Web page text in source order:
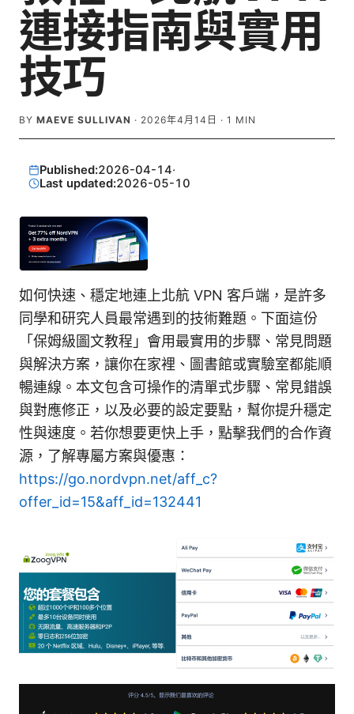
連接指南與實用
技巧
BY MAEVE SULLIVAN · 2026年4月14日 · 1 MIN
Published:2026-04-14·
Last updated:2026-05-10
如何快速、穩定地連上北航 VPN 客戶端，是許多
同學和研究人員最常遇到的技術難題。下面這份
「保姆級圖文教程」會用最實用的步驟、常見問題
與解決方案，讓你在家裡、圖書館或實驗室都能順
暢連線。本文包含可操作的清單式步驟、常見錯誤
與對應修正，以及必要的設定要點，幫你提升穩定
性與速度。若你想要更快上手，點擊我們的合作資
源，了解專屬方案與優惠：
https://go.nordvpn.net/aff_c?
offer_id=15&aff_id=132441